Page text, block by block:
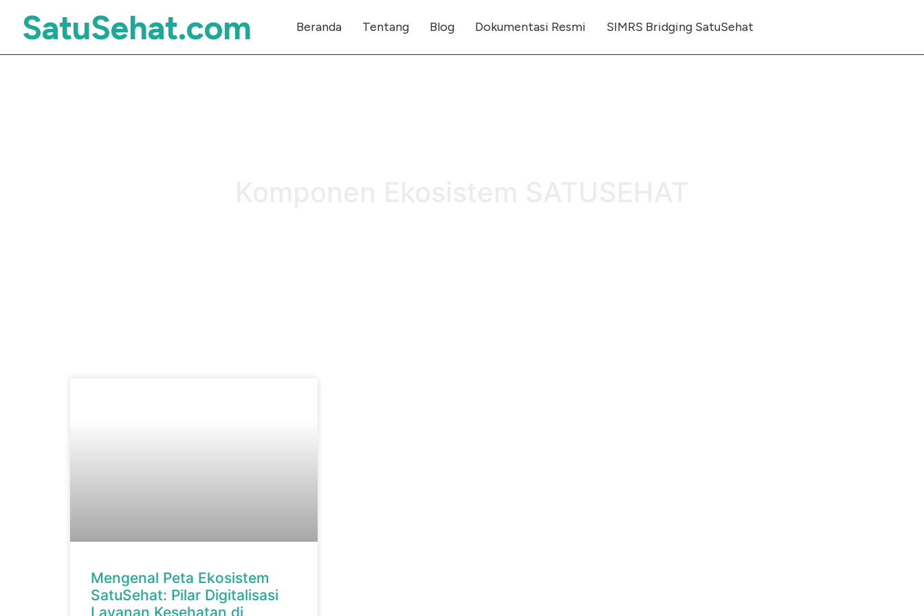
SatuSehat.com Beranda Tentang Blog Dokumentasi Resmi SIMRS Bridging SatuSehat
Mengenal Peta Ekosistem
SatuSehat: Pilar Digitalisasi
Layanan Kesehatan di